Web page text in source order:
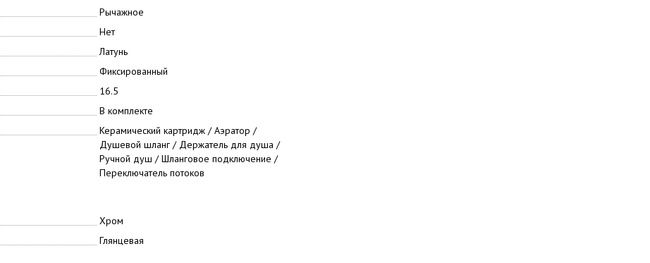
Рычажное
Нет
Латунь
Фиксированный
16.5
В комплекте
Керамический картридж / Аэратор /
Душевой шланг / Держатель для душа /
Ручной душ / Шланговое подключение /
Переключатель потоков
Хром
Глянцевая